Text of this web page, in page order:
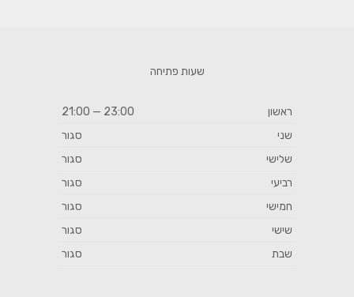
שעות פתיחה
ראשון
23:00 — 21:00
שני
סגור
שלישי
סגור
רביעי
סגור
חמישי
סגור
שישי
סגור
שבת
סגור